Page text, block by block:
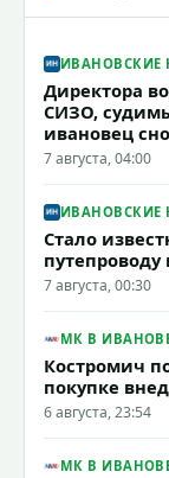
ИВАНОВСКИЕ
Директора
СИЗО,
ивановец
7 августа, 04:00
ИВАНОВСКИЕ
Стало
7 августа, 00:30
МК В
Костромич
покупке
6 августа, 23:54
МК В